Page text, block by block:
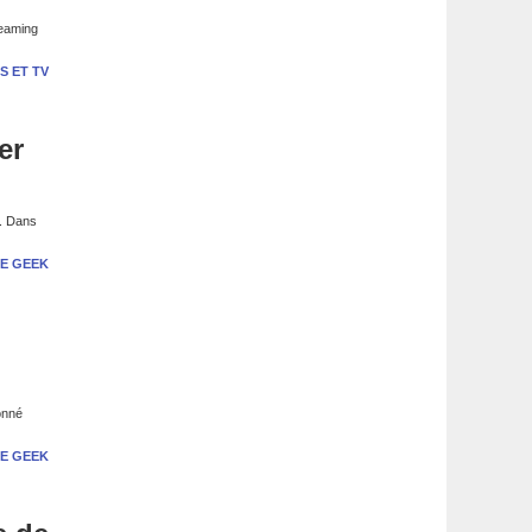
ET TV
Dans
GEEK
GEEK